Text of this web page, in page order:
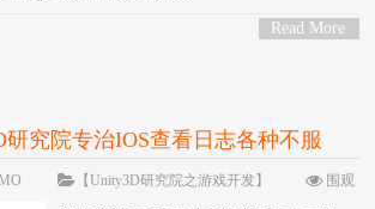
Read More
研究院专治IOS查看日志各种不服
）
【Unity3D研究院之游戏开发】
围观